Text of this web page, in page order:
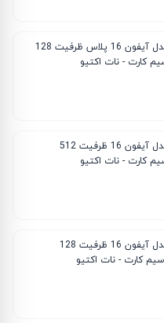
گوشی موبایل اپل مدل آیفون 16 پلاس ظرفیت 128
گوشی موبایل اپل مدل آیفون 16 ظرفیت 512
گوشی موبایل اپل مدل آیفون 16 ظرفیت 128